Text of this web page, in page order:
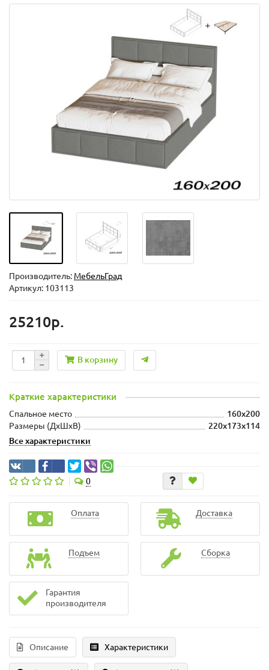
Производитель: МебельГрад
Артикул: 103113
25210р.
В корзину
Краткие характеристики
Спальное место
160x200
Размеры (ДхШxВ)
220x173x114
Все характеристики
0
Оплата Доставка
Подъем Сборка
Гарантия
производителя
Описание Характеристики